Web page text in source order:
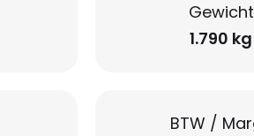
Gewicht
1.790 kg
BTW /